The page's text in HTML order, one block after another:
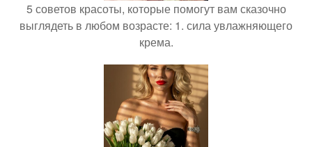
5 советов красоты, которые помогут вам сказочно
выглядеть в любом возрасте: 1. сила увлажняющего
крема.